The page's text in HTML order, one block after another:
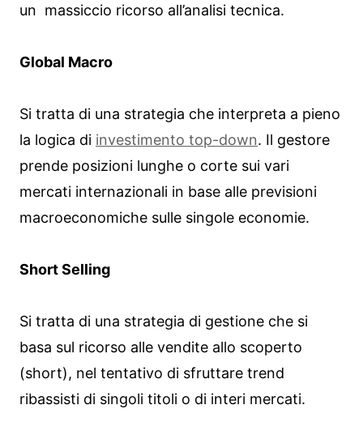
un massiccio ricorso all’analisi tecnica.
Global Macro
Si tratta di una strategia che interpreta a pieno
la logica di investimento top-down. Il gestore
prende posizioni lunghe o corte sui vari
mercati internazionali in base alle previsioni
macroeconomiche sulle singole economie.
Short Selling
Si tratta di una strategia di gestione che si
basa sul ricorso alle vendite allo scoperto
(short), nel tentativo di sfruttare trend
ribassisti di singoli titoli o di interi mercati.